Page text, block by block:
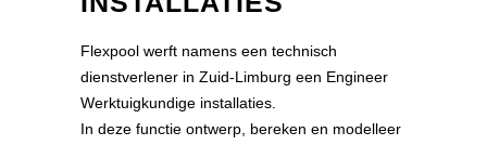
Flexpool werft namens een technisch
dienstverlener in Zuid-Limburg een Engineer
Werktuigkundige installaties.
In deze functie ontwerp, bereken en modelleer